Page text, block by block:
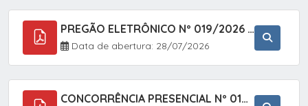
PREGÃO ELETRÔNICO Nº 019/2026 - CONTRATAÇÃO DE EMPRESA ESPECIALIZADA PARA A PRESTAÇÃO DE SERVIÇOS VETERINÁRIOS CLÍNICOS E CIRÚRGICOS, COM FOCO EM AÇÕES DE SAÚDE PÚBLICA, BEM-ESTAR ANIMAL E CONTROLE POPULACIONAL ÉTICO DE CÃES E GATOS, EM ATENDIMENTO À
Data de abertura: 28/07/2026
CONCORRÊNCIA PRESENCIAL Nº 018/2026 - PAVIMENTAÇÃO ASFÁLTICA NO BAIRRO VOTUPOCA ? ESTRADA DA RAPOSA, NO MUNICÍPIO DE SETE BARRAS/SP